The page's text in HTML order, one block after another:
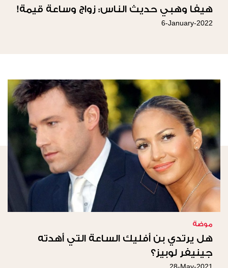
هيفا وهبي حديث الناس: زواج وساعة قيمة!
6-January-2022
موضة
هل يرتدي بن أفليك الساعة التي أهدته
جينيفر لوبيز؟